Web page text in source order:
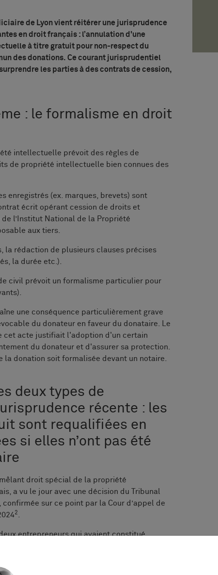
de Lyon vient réitérer une jurisprudence
en droit français : l’annulation d'une
à titre gratuit pour non-respect du
des donations. Ce courant jurisprudentiel
les parties à des contrats de cession,
: le formalisme en droit
intellectuelle prévoit des règles de
de propriété intellectuelle bien connues des
enregistrés (ex. marques, brevets) sont
écrit opérant cession de droits et
l’Institut National de la Propriété
aux tiers.
la rédaction de plusieurs clauses précises
la durée etc.).
civil prévoit un formalisme particulier pour
une conséquence particulièrement grave
du donateur en faveur du donataire. Le
cet acte justifiait l'adoption d'un certain
du donateur et d'assurer sa protection.
la donation soit formalisée devant un notaire.
deux types de
récente : les
sont requalifiées en
si elles n’ont pas été
droit spécial de la propriété
a vu le jour avec une décision du Tribunal
, confirmée sur ce point par la Cour d’appel de
2
entrepreneurs qui avaient constitué
que celle-ci soit dissoute, puis que l’un d’eux
au profit de laquelle il avait transféré à titre
tous trois créés à l’époque de